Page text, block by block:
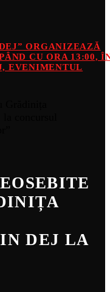
ORGANIZEAZĂ
CU ORA 13:00,
EVENIMENTUL
DEJ LA